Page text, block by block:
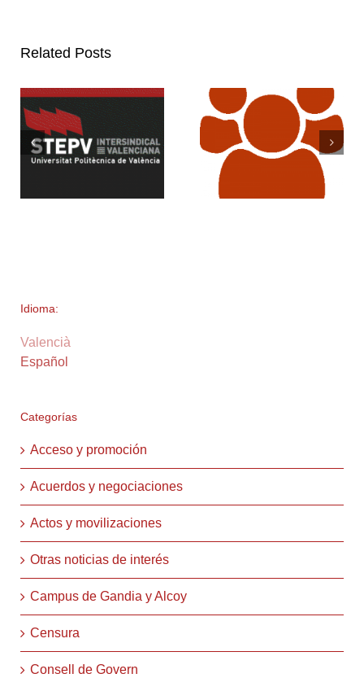
Related Posts
Idioma:
Valencià
Español
Categorías
Acceso y promoción
Acuerdos y negociaciones
Actos y movilizaciones
Otras noticias de interés
Campus de Gandia y Alcoy
Censura
Consell de Govern